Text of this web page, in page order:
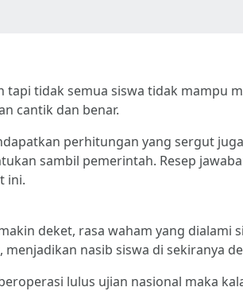
tidak semua siswa tidak mampu
cantik dan benar.
perhitungan yang sergut
sambil pemerintah. Resep
ini.
deket, rasa waham yang dialami
nasib siswa di sekiranya
lulus ujian nasional maka